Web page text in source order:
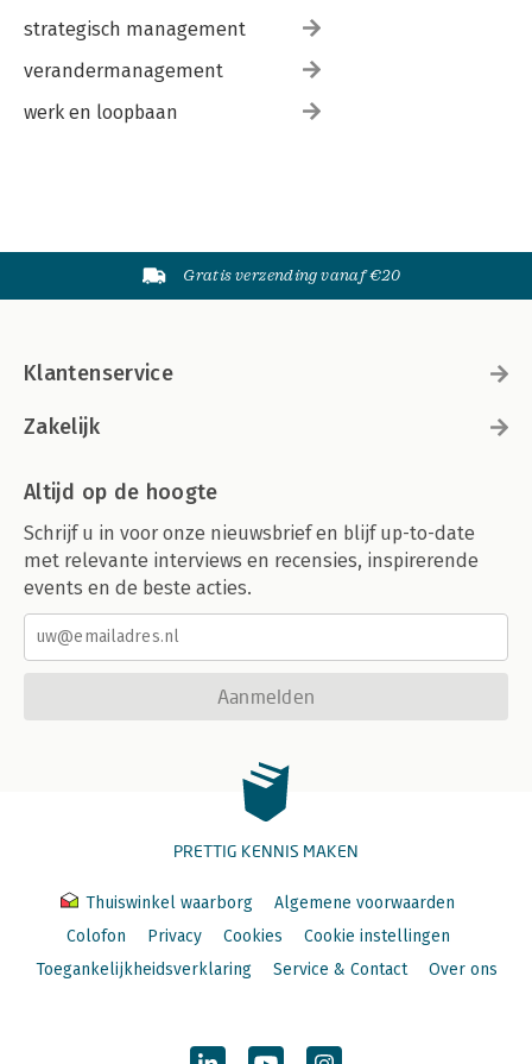
strategisch management
verandermanagement
werk en loopbaan
Gratis verzending vanaf €20
Klantenservice
Zakelijk
Altijd op de hoogte
Schrijf u in voor onze nieuwsbrief en blijf up-to-date
met relevante interviews en recensies, inspirerende
events en de beste acties.
Aanmelden
PRETTIG KENNIS MAKEN
Thuiswinkel waarborg
Algemene voorwaarden
Colofon
Privacy Cookies
Cookie instellingen
Toegankelijkheidsverklaring
Service & Contact Over ons